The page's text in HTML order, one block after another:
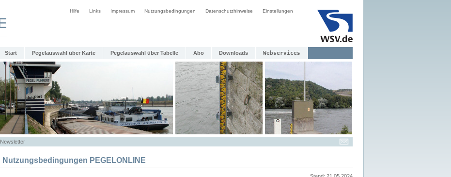
Hilfe Links Impressum Nutzungsbedingungen Datenschutzhinweise Einstellungen
Start Pegelauswahl über Karte Pegelauswahl über Tabelle Abo Downloads Webservices
Newsletter
Nutzungsbedingungen PEGELONLINE